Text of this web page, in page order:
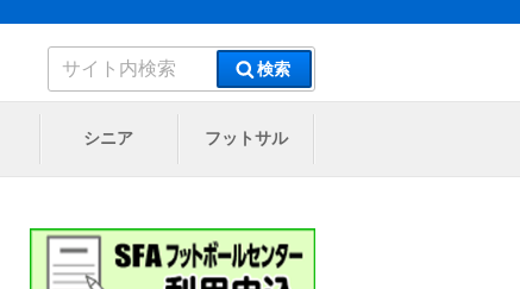
索:
検索
シニア フットサル